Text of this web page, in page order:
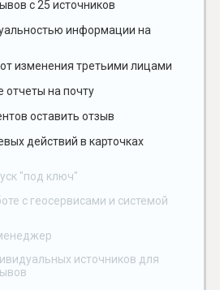
с 25 источников
информации на
изменения третьими лицами
отчеты на почту
оставить отзыв
действий в карточках
"под ключ"
с геосервисами и системой
источников для